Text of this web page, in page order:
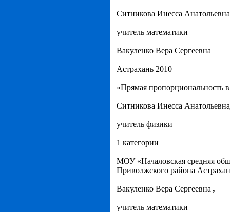
Ситникова Инесса
учитель математики
Вакуленко Вера Сергеевна
Астрахань 2010
«Прямая пропорциональность
Ситникова Инесса Анатольевна
учитель физики
1 категории
МОУ «Началовская средняя
Приволжского района
Вакуленко Вера Сергеевна ,
учитель математики